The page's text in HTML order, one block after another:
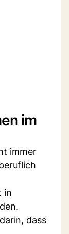
im
immer
in
dass